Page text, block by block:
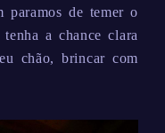
paramos de temer o
a chance clara
chão, brincar com